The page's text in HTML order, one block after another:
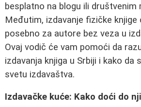
besplatno na blogu ili društvenim
Međutim, izdavanje fizičke knjige
posebno za autore bez veza u
Ovaj vodič će vam pomoći da
izdavanja knjiga u Srbiji i kako da
svetu izdavaštva.
Izdavačke kuće: Kako doći do